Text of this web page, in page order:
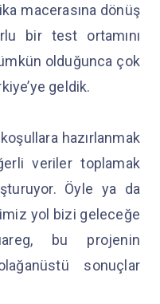
macerasına dönüş
bir test ortamını
olduğunca çok
geldik.
hazırlanmak
veriler toplamak
Öyle ya da
yol bizi geleceğe
bu projenin
sonuçlar